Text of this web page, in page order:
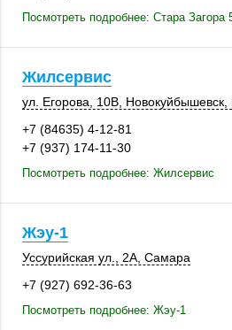
Посмотреть подробнее: Стара Загора
Жилсервис
ул. Егорова 10В Новокуйбышевск
+7 (84635) 4-12-81
+7 (937) 174-11-30
Посмотреть подробнее: Жилсервис
Жэу-1
Уссурийская ул., 2А Самара
+7 (927) 692-36-63
Посмотреть подробнее: Жэу-1